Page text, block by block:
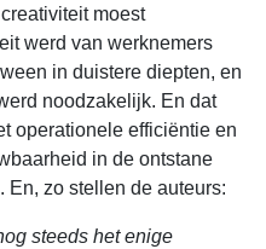
moest
werd van werknemers
in duistere diepten, en
noodzakelijk. En dat
operationele efficiëntie en
in de ontstane
zo stellen de auteurs:
steeds het enige